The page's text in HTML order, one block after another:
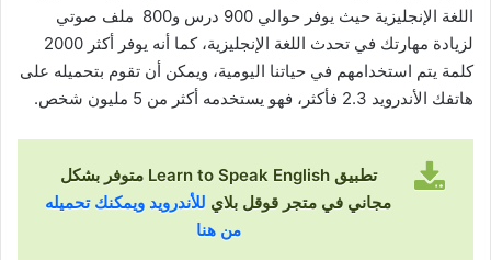
اللغة الإنجليزية حيث يوفر حوالي 900 درس و800 ملف صوتي
لزيادة مهارتك في تحدث اللغة الإنجليزية، كما أنه يوفر أكثر 2000
كلمة يتم استخدامهم في حياتنا اليومية، ويمكن أن تقوم بتحميله على
هاتفك الأندرويد 2.3 فأكثر، فهو يستخدمه أكثر من 5 مليون شخص.
تطبيق Learn to Speak English متوفر بشكل
مجاني في متجر قوقل بلاي للأندرويد ويمكنك تحميله
من هنا